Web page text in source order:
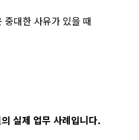
대한 사유가 있을 때
실제 업무 사례입니다.